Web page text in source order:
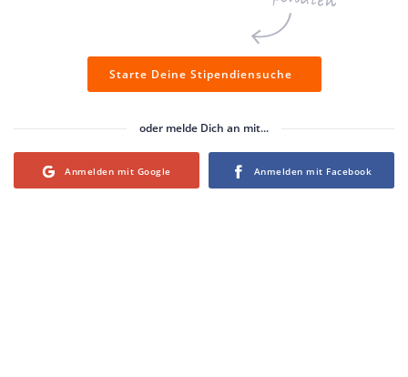
Starte Deine Stipendiensuche
oder melde Dich an mit...
Login with Google Login with Facebook